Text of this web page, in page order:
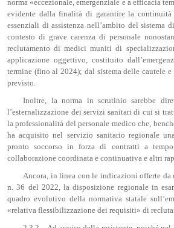
norma «eccezionale, emergenziale e a efficacia
evidente dalla finalità di garantire la
essenziali di assistenza nell’ambito del sistema
contesto di grave carenza di personale
reclutamento di medici muniti di
applicazione oggettivo, costituito
termine (fino al 2024); dal sistema delle cautele e
previsto.
Inoltre, la norma in scrutinio sarebbe
l’esternalizzazione dei servizi sanitari di cui si
la professionalità del personale medico che,
ha acquisito nel servizio sanitario regionale
pronto soccorso in forza di contratti a
collaborazione coordinata e continuativa e altri
Ancora, in linea con le indicazioni offerte da
n. 36 del 2022, la disposizione regionale in
quadro evolutivo della normativa statale
«relativa flessibilizzazione dei requisiti» di